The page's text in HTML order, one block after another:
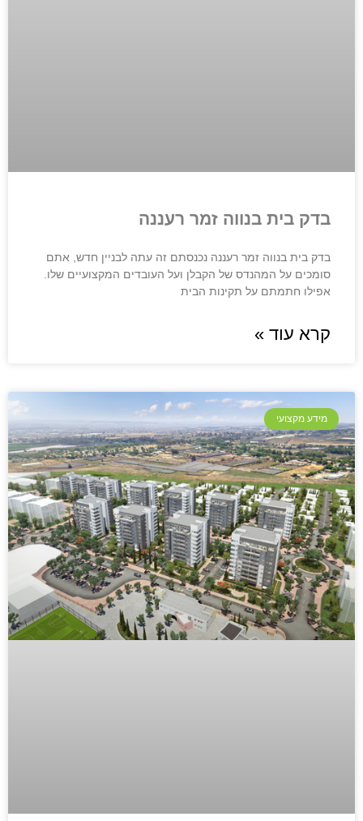
בדק בית בנווה זמר רעננה
בדק בית בנווה זמר רעננה נכנסתם זה עתה לבניין חדש, אתם
סומכים על המהנדס של הקבלן ועל העובדים המקצועיים שלו.
אפילו חתמתם על תקינות הבית
קרא עוד »
מידע מקצועי